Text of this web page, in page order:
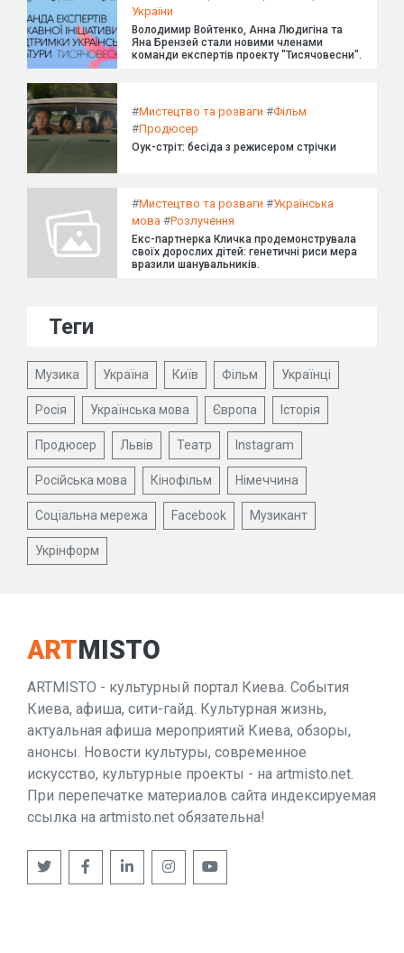
України
Володимир Войтенко, Анна Людигіна та
Яна Брензей стали новими членами
команди експертів проекту "Тисячовесни".
#Мистецтво та розваги #Фільм
#Продюсер
Оук-стріт: бесіда з режисером стрічки
#Мистецтво та розваги #Українська
мова #Розлучення
Екс-партнерка Кличка продемонструвала
своїх дорослих дітей: генетичні риси мера
вразили шанувальників.
Теги
Музика Україна Київ Фільм Українці
Росія Українська мова Європа Історія
Продюсер Львів Театр Instagram
Російська мова Кінофільм Німеччина
Соціальна мережа Facebook Музикант
Укрінформ
ARTMISTO
ARTMISTO - культурный портал Киева. События
Киева, афиша, сити-гайд. Культурная жизнь,
актуальная афиша мероприятий Киева, обзоры,
анонсы. Новости культуры, современное
искусство, культурные проекты - на artmisto.net.
При перепечатке материалов сайта индексируемая
ссылка на artmisto.net обязательна!